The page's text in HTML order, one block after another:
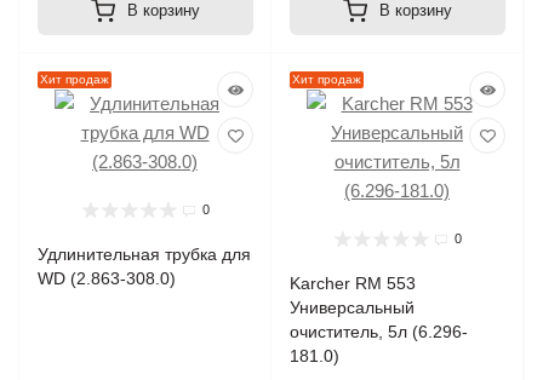
В корзину В корзину
Хит продаж
0
Удлинительная трубка для
WD (2.863-308.0)
Хит продаж
0
Karcher RM 553
Универсальный
очиститель, 5л (6.296-
181.0)